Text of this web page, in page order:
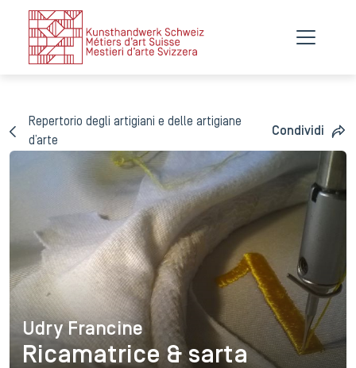
Repertorio degli artigiani e delle artigiane
d’arte
Condividi
Udry Francine
Udry Francine
Ricamatrice & sarta